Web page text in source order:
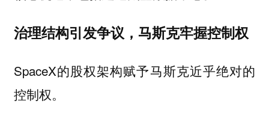
治理结构引发争议，马斯克牢握控制权
SpaceX的股权架构赋予马斯克近乎绝对的
控制权。